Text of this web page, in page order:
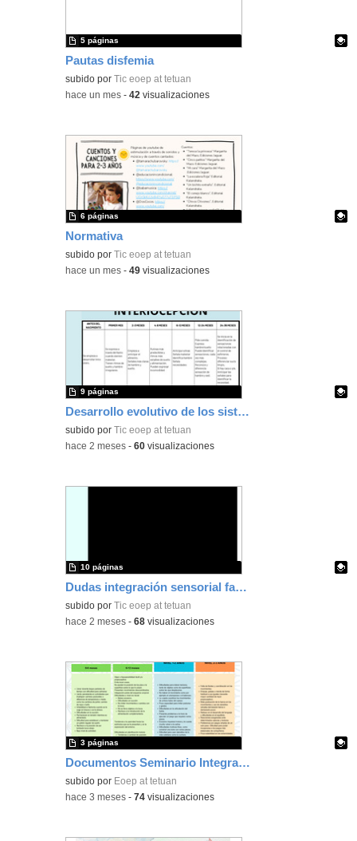
Pautas disfemia
Contenido educativo.
subido por Tic eoep at tetuan
5 páginas
-hace un mes -42 visualizaciones
Normativa
Contenido educativo.
subido por Tic eoep at tetuan
6 páginas
-hace un mes -49 visualizaciones
Desarrollo evolutivo de los sistemas sensoriales
Contenido educativo.
subido por Tic eoep at tetuan
9 páginas
-hace 2 meses -60 visualizaciones
Dudas integración sensorial familias
Contenido educativo.
subido por Tic eoep at tetuan
10 páginas
-hace 2 meses -68 visualizaciones
Documentos Seminario Integración Sensorial
Contenido educativo.
subido por Eoep at tetuan
3 páginas
-hace 3 meses -74 visualizaciones